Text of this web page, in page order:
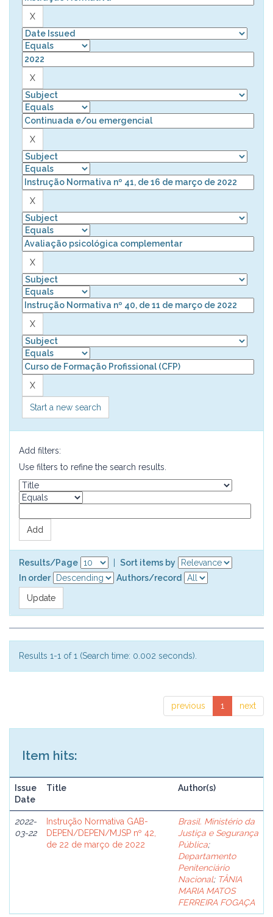
Start a new search
Add filters:
Use filters to refine the search results.
Results/Page
Sort items by
In order
Authors/record
Results 1-1 of 1 (Search time: 0.002 seconds).
previous 1 next
Item hits:
Issue
Date
Title Author(s)
2022-
03-22
Instrução Normativa GAB-
DEPEN/DEPEN/MJSP nº 42,
de 22 de março de 2022
Brasil. Ministério da
Justiça e Segurança
Pública;
Departamento
Penitenciário
Nacional; TÂNIA
MARIA MATOS
FERREIRA FOGAÇA